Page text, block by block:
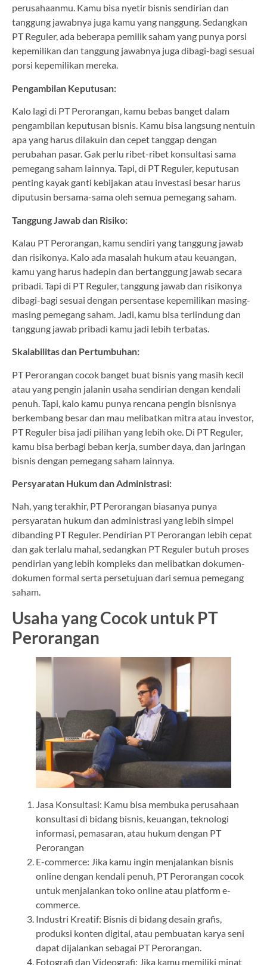
perusahaanmu. Kamu bisa nyetir bisnis sendirian dan
tanggung jawabnya juga kamu yang nanggung. Sedangkan
PT Reguler, ada beberapa pemilik saham yang punya porsi
kepemilikan dan tanggung jawabnya juga dibagi-bagi sesuai
porsi kepemilikan mereka.
Pengambilan Keputusan:
Kalo lagi di PT Perorangan, kamu bebas banget dalam
pengambilan keputusan bisnis. Kamu bisa langsung nentuin
apa yang harus dilakuin dan cepet tanggap dengan
perubahan pasar. Gak perlu ribet-ribet konsultasi sama
pemegang saham lainnya. Tapi, di PT Reguler, keputusan
penting kayak ganti kebijakan atau investasi besar harus
diputusin bersama-sama oleh semua pemegang saham.
Tanggung Jawab dan Risiko:
Kalau PT Perorangan, kamu sendiri yang tanggung jawab
dan risikonya. Kalo ada masalah hukum atau keuangan,
kamu yang harus hadepin dan bertanggung jawab secara
pribadi. Tapi di PT Reguler, tanggung jawab dan risikonya
dibagi-bagi sesuai dengan persentase kepemilikan masing-
masing pemegang saham. Jadi, kamu bisa terlindung dan
tanggung jawab pribadi kamu jadi lebih terbatas.
Skalabilitas dan Pertumbuhan:
PT Perorangan cocok banget buat bisnis yang masih kecil
atau yang pengin jalanin usaha sendirian dengan kendali
penuh. Tapi, kalo kamu punya rencana pengin bisnisnya
berkembang besar dan mau melibatkan mitra atau investor,
PT Reguler bisa jadi pilihan yang lebih oke. Di PT Reguler,
kamu bisa berbagi beban kerja, sumber daya, dan jaringan
bisnis dengan pemegang saham lainnya.
Persyaratan Hukum dan Administrasi:
Nah, yang terakhir, PT Perorangan biasanya punya
persyaratan hukum dan administrasi yang lebih simpel
dibanding PT Reguler. Pendirian PT Perorangan lebih cepat
dan gak terlalu mahal, sedangkan PT Reguler butuh proses
pendirian yang lebih kompleks dan melibatkan dokumen-
dokumen formal serta persetujuan dari semua pemegang
saham.
Usaha yang Cocok untuk PT
Perorangan
Jasa Konsultasi: Kamu bisa membuka perusahaan
konsultasi di bidang bisnis, keuangan, teknologi
informasi, pemasaran, atau hukum dengan PT
Perorangan
E-commerce: Jika kamu ingin menjalankan bisnis
online dengan kendali penuh, PT Perorangan cocok
untuk menjalankan toko online atau platform e-
commerce.
Industri Kreatif: Bisnis di bidang desain grafis,
produksi konten digital, atau pembuatan karya seni
dapat dijalankan sebagai PT Perorangan.
Fotografi dan Videografi: Jika kamu memiliki minat